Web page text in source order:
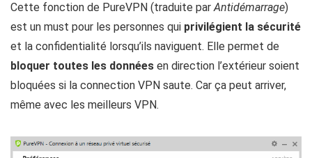
Cette fonction de PureVPN (traduite parAntidémarrage)
est un must pour les personnes qui privilégient la sécurité
et la confidentialité lorsqu’ils naviguent. Elle permet de
bloquer toutes les données en direction l’extérieur soient
bloquées si la connection VPN saute. Car ça peut arriver,
même avec les meilleurs VPN.